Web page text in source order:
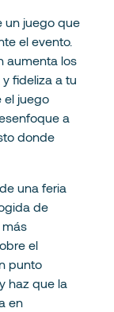
un juego que
el evento.
aumenta los
fideliza a tu
el juego
a
donde
una feria
de
más
el
punto
haz que la
en